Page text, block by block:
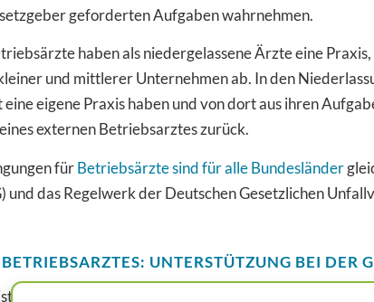
geforderten Aufgaben wahrnehmen.
haben als niedergelassene Ärzte eine
und mittlerer Unternehmen ab. In den
eigene Praxis haben und von dort aus ihren
externen Betriebsarztes zurück.
fürBetriebsärzte sind für alle Bundesländer
und das Regelwerk der Deutschen Gesetzlichen
UNTERSTÜTZUNG BEI DER
es, eine gesundheitsspezifische Betreuung zu